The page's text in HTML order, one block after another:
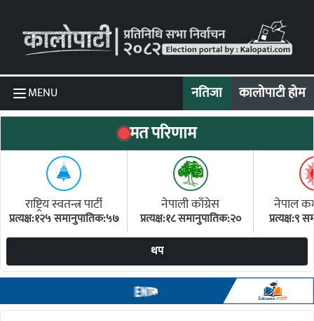
MENU नतिजा कालोपाटी होम
मत परिणाम
राष्ट्रिय स्वतन्त्र पार्टी
प्रत्यक्ष:१२५ समानुपातिक:५७
नेपाली काँग्रेस
प्रत्यक्ष:१८ समानुपातिक:२०
नेपाल
प्रत्यक्ष:९
थप